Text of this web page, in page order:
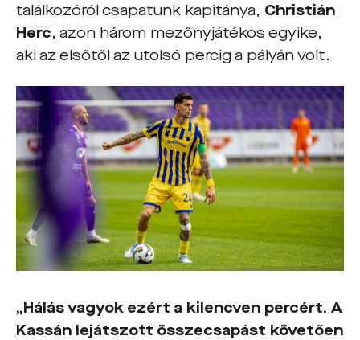
találkozóról csapatunk kapitánya, Christián
Herc, azon három mezőnyjátékos egyike,
aki az elsőtől az utolsó percig a pályán volt.
„Hálás vagyok ezért a kilencven percért. A
Kassán lejátszott összecsapást követően